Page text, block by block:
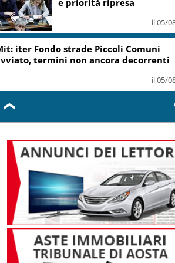
il 05/
iter Fondo strade Piccoli Comuni
termini non ancora decorrenti
il 05/
❮